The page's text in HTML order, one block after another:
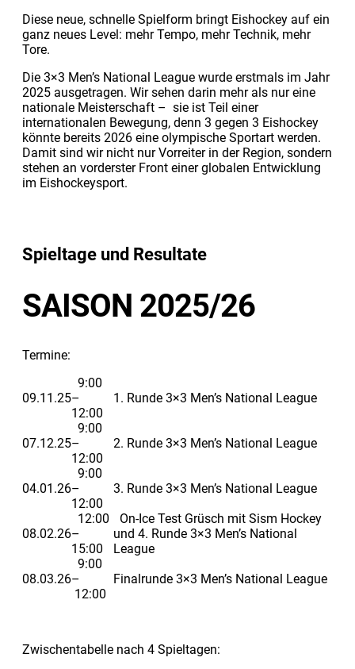
Diese neue, schnelle Spielform bringt Eishockey auf ein
ganz neues Level: mehr Tempo, mehr Technik, mehr
Tore.
Die 3×3 Men’s National League wurde erstmals im Jahr
2025 ausgetragen. Wir sehen darin mehr als nur eine
nationale Meisterschaft – sie ist Teil einer
internationalen Bewegung, denn 3 gegen 3 Eishockey
könnte bereits 2026 eine olympische Sportart werden.
Damit sind wir nicht nur Vorreiter in der Region, sondern
stehen an vorderster Front einer globalen Entwicklung
im Eishockeysport.
Spieltage und Resultate
SAISON 2025/26
Termine:
09.11.25
9:00
–
12:00
1. Runde 3×3 Men’s National League
07.12.25
9:00
–
12:00
2. Runde 3×3 Men’s National League
04.01.26
9:00
–
12:00
3. Runde 3×3 Men’s National League
08.02.26
12:00
–
15:00
On-Ice Test Grüsch mit Sism Hockey
und 4. Runde 3×3 Men’s National
League
08.03.26
9:00
–
12:00
Finalrunde 3×3 Men’s National League
Zwischentabelle nach 4 Spieltagen: